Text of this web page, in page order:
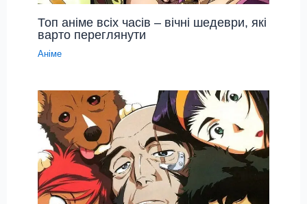
Топ аніме всіх часів – вічні шедеври, які
варто переглянути
Аніме